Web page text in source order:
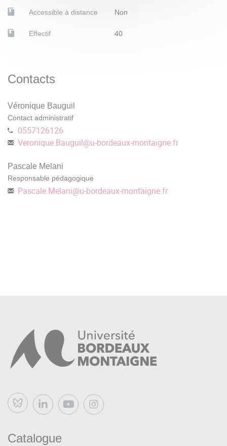
ukrainienne. Paris, éd. de l’Aube, 2016.
1999. Paris, Gallimard, 2017.
et Staline. Traduit de l’anglais par Pierre-Emmanuel
Accessible à distance Non
Effectif 40
Contacts
Véronique Bauguil
Contact administratif
0557126126
Veronique.Bauguil@u-bordeaux-montaigne.fr
Pascale Melani
Responsable pédagogique
Pascale.Melani@u-bordeaux-montaigne.fr
Bluesky
Catalogue